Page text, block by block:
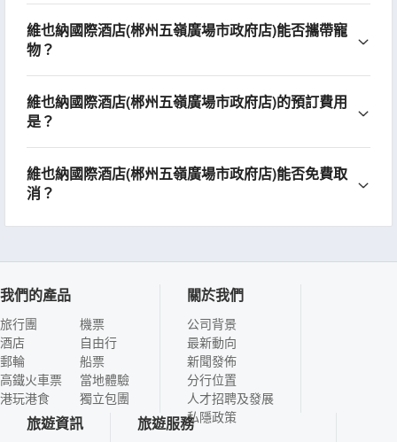
維也納國際酒店(郴州五嶺廣場市政府店)能否攜帶寵
物？
維也納國際酒店(郴州五嶺廣場市政府店)的預訂費用
是？
維也納國際酒店(郴州五嶺廣場市政府店)能否免費取
消？
我們的產品
旅行團
酒店
郵輪
高鐵火車票
港玩港食
機票
自由行
船票
當地體驗
獨立包團
關於我們
公司背景
最新動向
新聞發佈
分行位置
人才招聘及發展
私隱政策
旅遊資訊 旅遊服務